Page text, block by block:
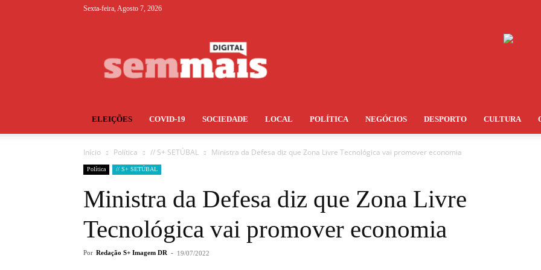
Sexta-feira, Agosto 7, 2026
ELEIÇÕES COVID-19 SOCIEDADE LOCAL POLÍTICA NEGÓCIOS DESPORTO CULTURA
Início Política // S+ SETÚBAL Ministra da Defesa diz que Zona Livre Tecnológica vai promover economia
Política // S+ SETÚBAL
Ministra da Defesa diz que Zona Livre
Tecnológica vai promover economia
Por Redação S+ Imagem DR - 19/07/2022